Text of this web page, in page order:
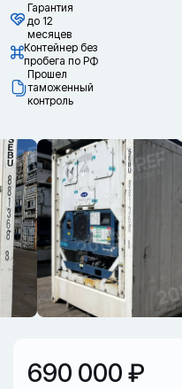
Гарантия
до 12
месяцев
Контейнер без
пробега по РФ
Прошел
таможенный
контроль
690 000 ₽